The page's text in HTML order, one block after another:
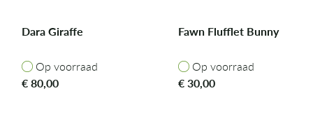
Dara Giraffe
Op voorraad
Op voorraad
€80,00
Fawn Flufflet Bunny
Op voorraad
Op voorraad
€30,00